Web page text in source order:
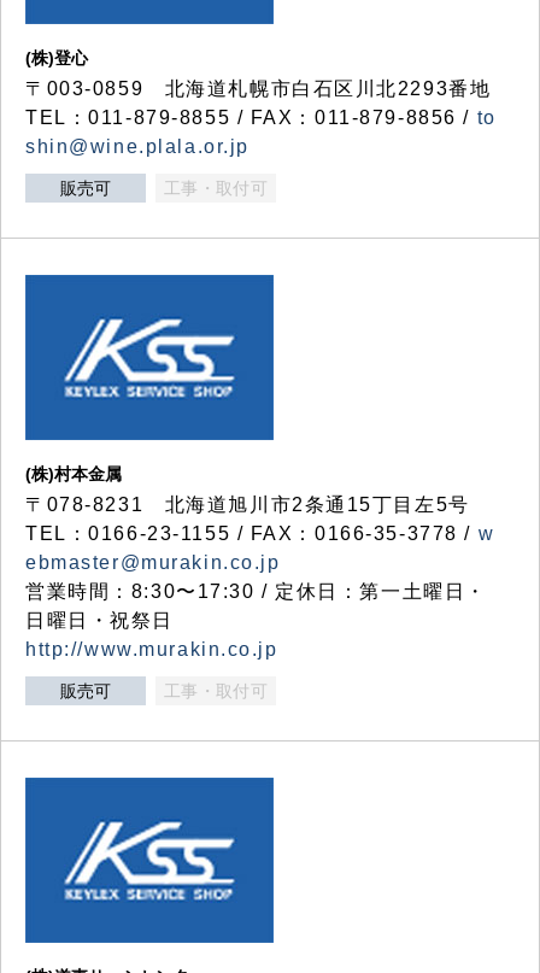
(株)登心
〒003-0859 北海道札幌市白石区川北2293番地
TEL：011-879-8855 / FAX：011-879-8856 / to
shin@wine.plala.or.jp
販売可 工事・取付可
(株)村本金属
〒078-8231 北海道旭川市2条通15丁目左5号
TEL：0166-23-1155 / FAX：0166-35-3778 / w
ebmaster@murakin.co.jp
営業時間：8:30〜17:30 / 定休日：第一土曜日・
日曜日・祝祭日
http://www.murakin.co.jp
販売可 工事・取付可